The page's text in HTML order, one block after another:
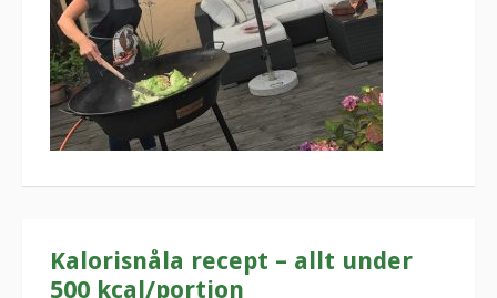
Kalorisnåla recept – allt under
500 kcal/portion